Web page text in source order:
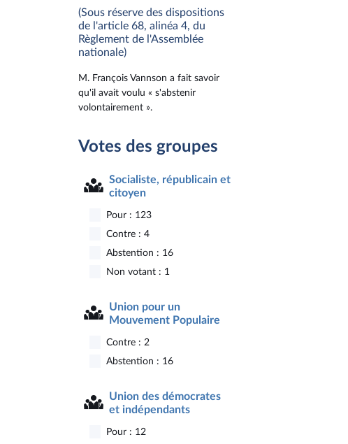
(Sous réserve des dispositions
de l'article 68, alinéa 4, du
Règlement de l'Assemblée
nationale)
M. François Vannson a fait savoir
qu'il avait voulu « s'abstenir
volontairement ».
Votes des groupes
Socialiste, républicain et
citoyen
Pour : 123
Contre : 4
Abstention : 16
Non votant : 1
Union pour un
Mouvement Populaire
Contre : 2
Abstention : 16
Union des démocrates
et indépendants
Pour : 12